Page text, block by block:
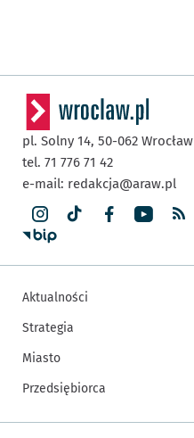
pl. Solny 14, 50-062 Wrocław
tel. 71 776 71 42
e-mail: redakcja@araw.pl
Aktualności
Strategia
Miasto
Przedsiębiorca